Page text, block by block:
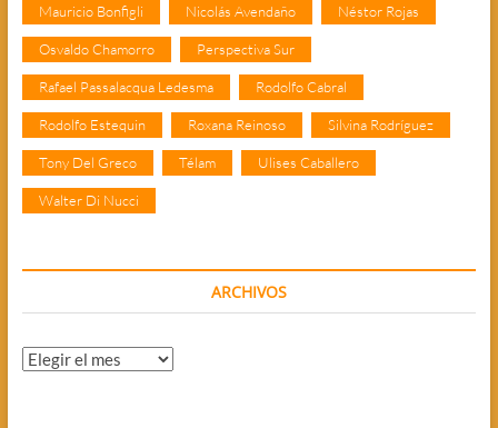
Mauricio Bonfigli Nicolás Avendaño Néstor Rojas
Osvaldo Chamorro Perspectiva Sur
Rafael Passalacqua Ledesma Rodolfo Cabral
Rodolfo Estequin Roxana Reinoso Silvina Rodríguez
Tony Del Greco Télam Ulises Caballero
Walter Di Nucci
ARCHIVOS
Archivos